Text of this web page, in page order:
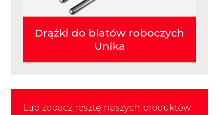
Drążki do blatów roboczych
Unika
Lub zobacz resztę naszych produktów